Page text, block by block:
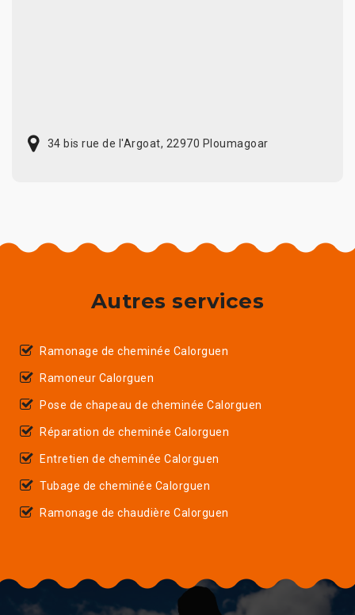
34 bis rue de l'Argoat, 22970 Ploumagoar
Autres services
Ramonage de cheminée Calorguen
Ramoneur Calorguen
Pose de chapeau de cheminée Calorguen
Réparation de cheminée Calorguen
Entretien de cheminée Calorguen
Tubage de cheminée Calorguen
Ramonage de chaudière Calorguen